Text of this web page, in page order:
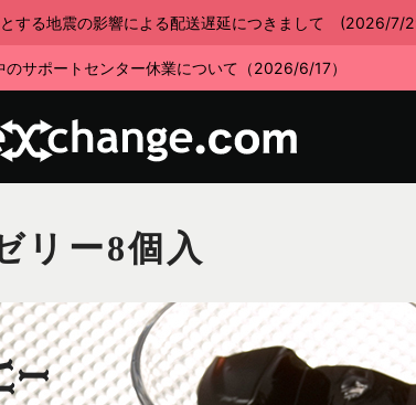
する地震の影響による配送遅延につきまして (2026/7/
サポートセンター休業について（2026/6/17）
リー8個入